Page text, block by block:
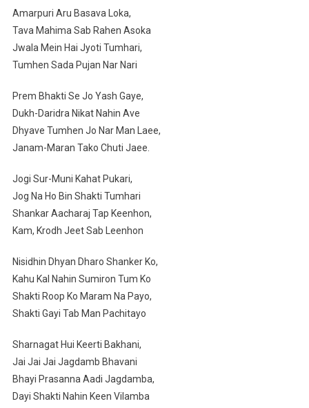
Amarpuri Aru Basava Loka,
Tava Mahima Sab Rahen Asoka
Jwala Mein Hai Jyoti Tumhari,
Tumhen Sada Pujan Nar Nari
Prem Bhakti Se Jo Yash Gaye,
Dukh-Daridra Nikat Nahin Ave
Dhyave Tumhen Jo Nar Man Laee,
Janam-Maran Tako Chuti Jaee.
Jogi Sur-Muni Kahat Pukari,
Jog Na Ho Bin Shakti Tumhari
Shankar Aacharaj Tap Keenhon,
Kam, Krodh Jeet Sab Leenhon
Nisidhin Dhyan Dharo Shanker Ko,
Kahu Kal Nahin Sumiron Tum Ko
Shakti Roop Ko Maram Na Payo,
Shakti Gayi Tab Man Pachitayo
Sharnagat Hui Keerti Bakhani,
Jai Jai Jai Jagdamb Bhavani
Bhayi Prasanna Aadi Jagdamba,
Dayi Shakti Nahin Keen Vilamba